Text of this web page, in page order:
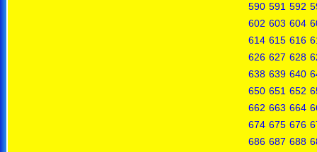
590 591 592
602 603 604
614 615 616
626 627 628
638 639 640
650 651 652
662 663 664
674 675 676
686 687 688